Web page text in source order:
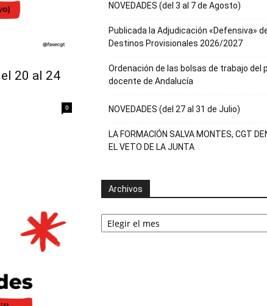
20 al 24
0
NOVEDADES (del 3 al 7 de Agosto)
Publicada la Adjudicación «Defensiva»
Destinos Provisionales 2026/2027
Ordenación de las bolsas de trabajo del
docente de Andalucía
NOVEDADES (del 27 al 31 de Julio)
LA FORMACIÓN SALVA MONTES, CGT
EL VETO DE LA JUNTA
Archivos
Archivos